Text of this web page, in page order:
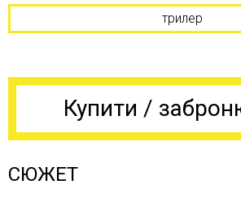
трилер
Купити /
СЮЖЕТ